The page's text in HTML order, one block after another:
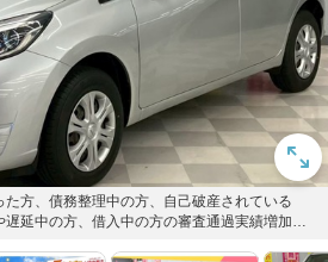
方、債務整理中の方、自己破産されている
延中の方、借入中の方の審査通過実績増加